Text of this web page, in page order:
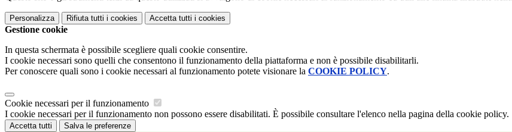
Personalizza Rifiuta tutti i cookies Accetta tutti i cookies
Gestione cookie
In questa schermata è possibile scegliere quali cookie consentire.
I cookie necessari sono quelli che consentono il funzionamento della piattaforma e non è possibile disabilitarli.
Per conoscere quali sono i cookie necessari al funzionamento potete visionare la COOKIE POLICY.
Cookie necessari per il funzionamento
I cookie necessari per il funzionamento non possono essere disabilitati. È possibile consultare l'elenco nella pagina della cookie policy.
Accetta tutti Salva le preferenze